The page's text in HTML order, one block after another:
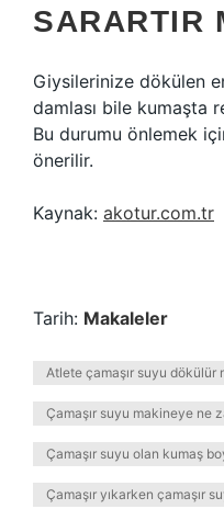
SARARTIR
Giysilerinize dökülen
damlası bile kumaşta
Bu durumu önlemek
önerilir.
Kaynak: akotur.com.tr
Tarih: Makaleler
Atlete çamaşır suyu dökülür
Çamaşır suyu makineye ne
Çamaşır suyu olan kumaş
Çamaşır yıkarken çamaşır